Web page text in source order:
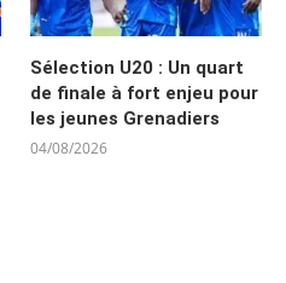
Sélection U20 : Un quart
de finale à fort enjeu pour
les jeunes Grenadiers
04/08/2026